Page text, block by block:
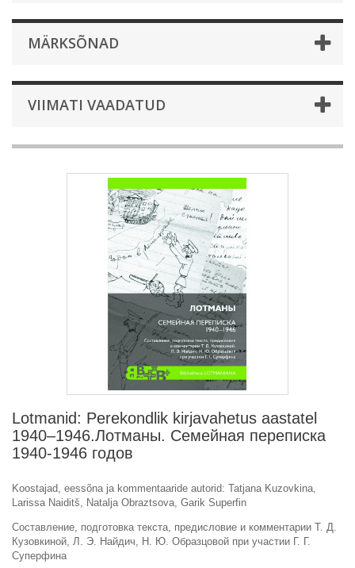
MÄRKSÕNAD
VIIMATI VAADATUD
Lotmanid: Perekondlik kirjavahetus aastatel
1940–1946.Лотманы. Семейная переписка
1940-1946 годов
Koostajad, eessõna ja kommentaaride autorid: Tatjana Kuzovkina,
Larissa Naiditš, Natalja Obraztsova, Garik Superfin
Составление, подготовка текста, предисловие и комментарии Т. Д.
Кузовкиной, Л. Э. Найдич, Н. Ю. Образцовой при участии Г. Г.
Суперфина